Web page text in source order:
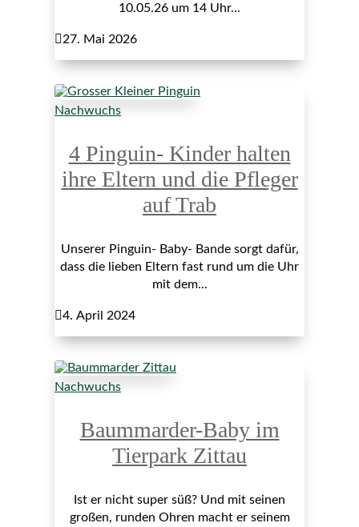
10.05.26 um 14 Uhr...
27. Mai 2026
Nachwuchs
4 Pinguin- Kinder halten
ihre Eltern und die Pfleger
auf Trab
Unserer Pinguin- Baby- Bande sorgt dafür,
dass die lieben Eltern fast rund um die Uhr
mit dem...
4. April 2024
Nachwuchs
Baummarder-Baby im
Tierpark Zittau
Ist er nicht super süß? Und mit seinen
großen, runden Ohren macht er seinem